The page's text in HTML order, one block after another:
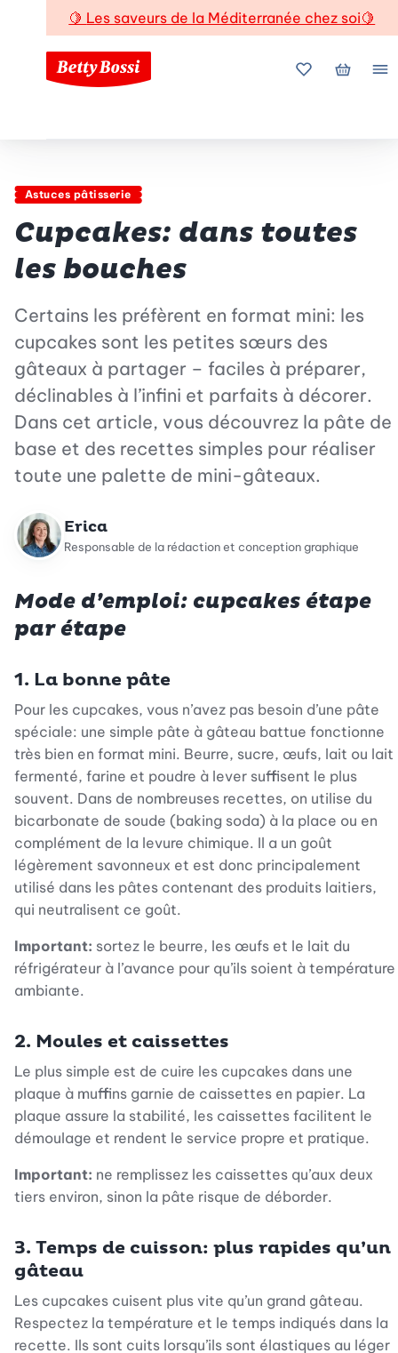
🍋 Les saveurs de la Méditerranée chez soi🍋
Mes favoris
Mon
Astuces pâtisserie
Cupcakes: dans toutes
les bouches
Certains les préfèrent en format mini: les
cupcakes sont les petites sœurs des
gâteaux à partager – faciles à préparer,
déclinables à l’infini et parfaits à décorer.
Dans cet article, vous découvrez la pâte de
base et des recettes simples pour réaliser
toute une palette de mini-gâteaux.
Erica
Responsable de la rédaction et conception graphique
Mode d’emploi: cupcakes étape
par étape
1. La bonne pâte
Pour les cupcakes, vous n’avez pas besoin d’une pâte
spéciale: une simple pâte à gâteau battue fonctionne
très bien en format mini. Beurre, sucre, œufs, lait ou lait
fermenté, farine et poudre à lever suffisent le plus
souvent. Dans de nombreuses recettes, on utilise du
bicarbonate de soude (baking soda) à la place ou en
complément de la levure chimique. Il a un goût
légèrement savonneux et est donc principalement
utilisé dans les pâtes contenant des produits laitiers,
qui neutralisent ce goût.
Important: sortez le beurre, les œufs et le lait du
réfrigérateur à l’avance pour qu’ils soient à température
ambiante.
2. Moules et caissettes
Le plus simple est de cuire les cupcakes dans une
plaque à muffins garnie de caissettes en papier. La
plaque assure la stabilité, les caissettes facilitent le
démoulage et rendent le service propre et pratique.
Important: ne remplissez les caissettes qu’aux deux
tiers environ, sinon la pâte risque de déborder.
3. Temps de cuisson: plus rapides qu’un
gâteau
Les cupcakes cuisent plus vite qu’un grand gâteau.
Respectez la température et le temps indiqués dans la
recette. Ils sont cuits lorsqu’ils sont élastiques au léger